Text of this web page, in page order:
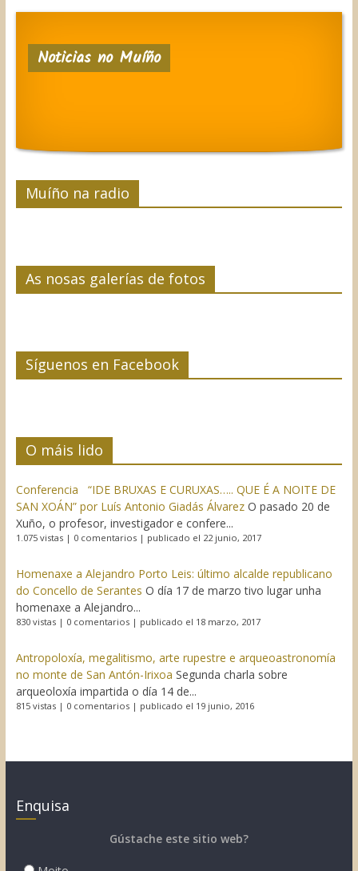
Noticias no Muíño
Muíño na radio
As nosas galerías de fotos
Síguenos en Facebook
O máis lido
Conferencia “IDE BRUXAS E CURUXAS….. QUE É A NOITE DE
SAN XOÁN” por Luís Antonio Giadás Álvarez O pasado 20 de
Xuño, o profesor, investigador e confere...
1.075 vistas| 0 comentarios| publicado el 22 junio, 2017
Homenaxe a Alejandro Porto Leis: último alcalde republicano
do Concello de Serantes O día 17 de marzo tivo lugar unha
homenaxe a Alejandro...
830 vistas| 0 comentarios| publicado el 18 marzo, 2017
Antropoloxía, megalitismo, arte rupestre e arqueoastronomía
no monte de San Antón-Irixoa Segunda charla sobre
arqueoloxía impartida o día 14 de...
815 vistas| 0 comentarios| publicado el 19 junio, 2016
Enquisa
Gústache este sitio web?